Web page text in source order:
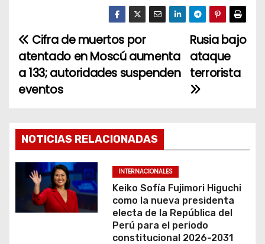
N
a
v
g
a
i
Rusia bajo
ataque
terrorista
Cifra de muertos por
atentado en Moscú aumenta
a 133; autoridades suspenden
eventos
NOTICIAS RELACIONADAS
INTERNACIONALES
Keiko Sofía Fujimori Higuchi
como la nueva presidenta
electa de la República del
Perú para el periodo
constitucional 2026-2031